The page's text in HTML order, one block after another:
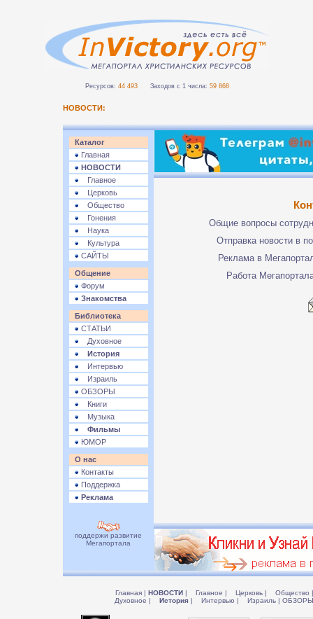
Ресурсов: 44 493 Заходов с 1 числа: 59 868
НОВОСТИ:
Каталог
Главная
НОВОСТИ
Главное
Церковь
Общество
Гонения
Наука
Культура
САЙТЫ
Общение
Форум
Знакомства
Библиотека
СТАТЬИ
Духовное
История
Интервью
Израиль
ОБЗОРЫ
Книги
Музыка
Фильмы
ЮМОР
О нас
Контакты
Поддержка
Реклама
Общие вопросы
Отправка новости в
Реклама в
Работа
поддержи развитие
Мегапортала
Главная | НОВОСТИ | Главное | Церковь | Общество |
Духовное | История | Интервью | Израиль |